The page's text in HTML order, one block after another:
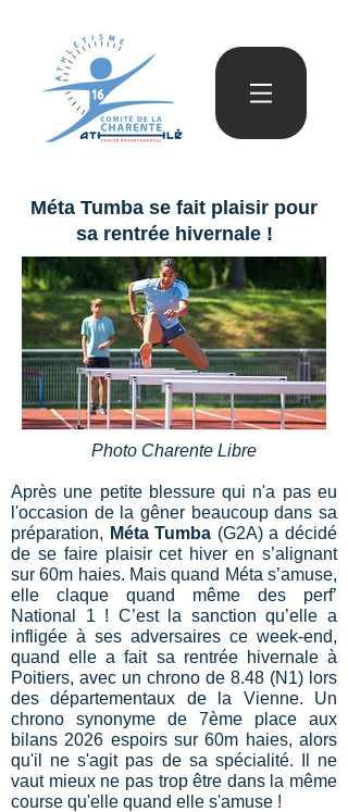
Méta Tumba se fait plaisir pour
sa rentrée hivernale !
Photo Charente Libre
Après une petite blessure qui n'a pas eu
l'occasion de la gêner beaucoup dans sa
préparation, Méta Tumba (G2A) a décidé
de se faire plaisir cet hiver en s’alignant
sur 60m haies. Mais quand Méta s’amuse,
elle claque quand même des perf’
National 1 ! C’est la sanction qu’elle a
infligée à ses adversaires ce week-end,
quand elle a fait sa rentrée hivernale à
Poitiers, avec un chrono de 8.48 (N1) lors
des départementaux de la Vienne. Un
chrono synonyme de 7ème place aux
bilans 2026 espoirs sur 60m haies, alors
qu'il ne s'agit pas de sa spécialité. Il ne
vaut mieux ne pas trop être dans la même
course qu'elle quand elle s'amuse !